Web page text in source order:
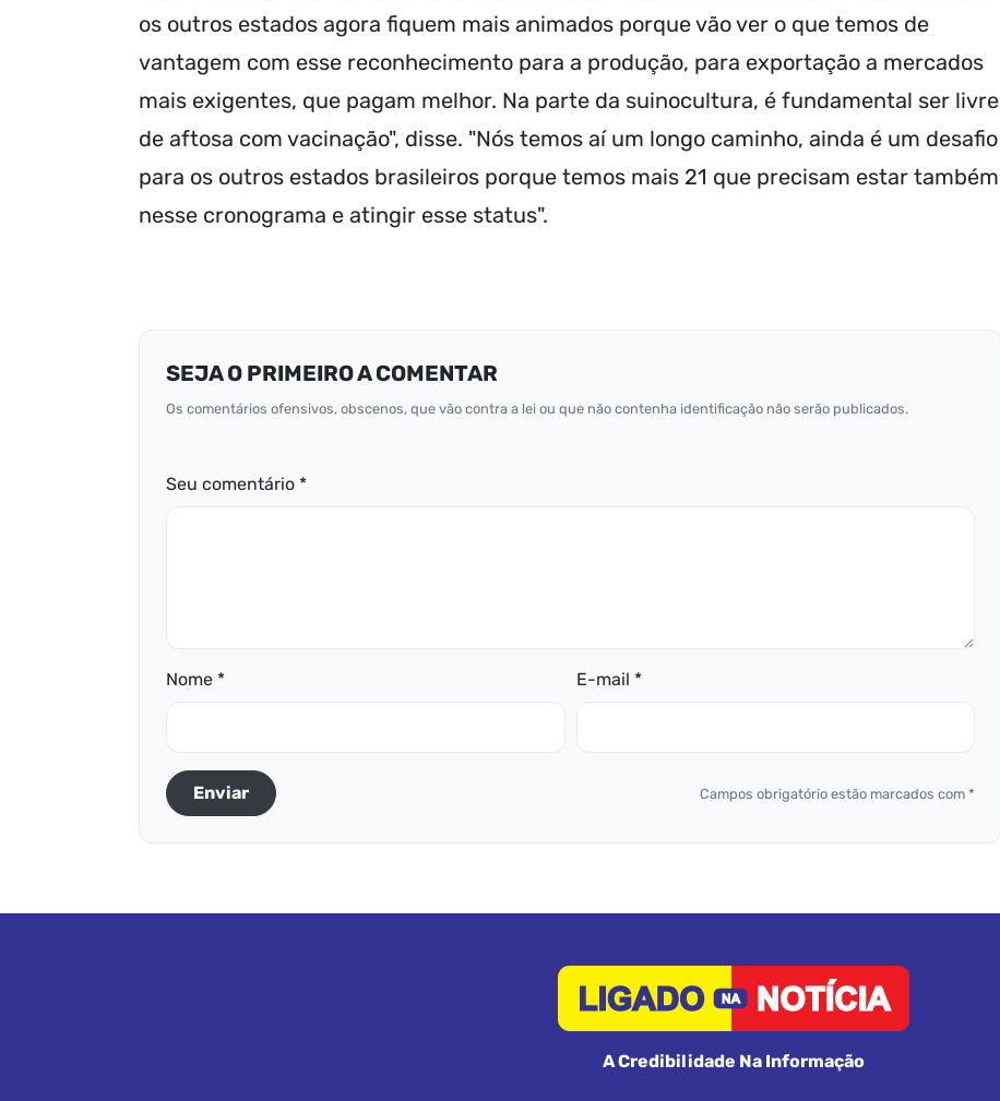
os outros estados agora fiquem mais animados porque vão ver o que temos de
vantagem com esse reconhecimento para a produção, para exportação a mercados
mais exigentes, que pagam melhor. Na parte da suinocultura, é fundamental ser livre
de aftosa com vacinação", disse. "Nós temos aí um longo caminho, ainda é um desafio
para os outros estados brasileiros porque temos mais 21 que precisam estar também
nesse cronograma e atingir esse status".
SEJA O PRIMEIRO A COMENTAR
Os comentários ofensivos, obscenos, que vão contra a lei ou que não contenha identificação não serão publicados.
Seu comentário *
Nome * E-mail *
Enviar Campos obrigatório estão marcados com *
A Credibilidade Na Informação